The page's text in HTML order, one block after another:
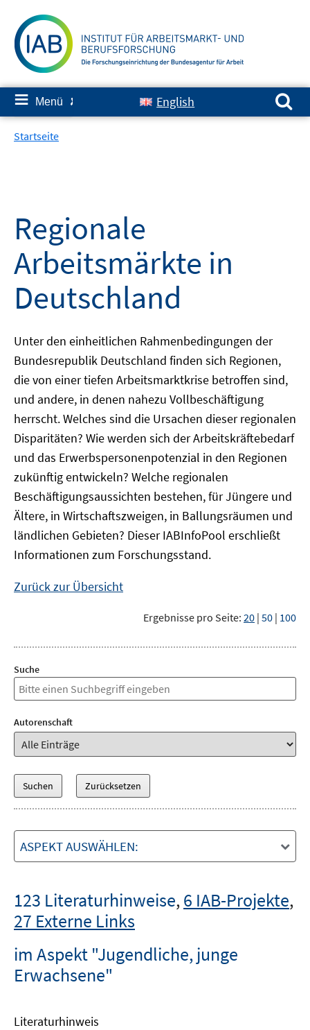
zum
Inhalt
≡ Menü ✘ English
Suchen nach:
Startseite
Regionale
Arbeitsmärkte in
Deutschland
Unter den einheitlichen Rahmenbedingungen der
Bundesrepublik Deutschland finden sich Regionen,
die von einer tiefen Arbeitsmarktkrise betroffen sind,
und andere, in denen nahezu Vollbeschäftigung
herrscht. Welches sind die Ursachen dieser regionalen
Disparitäten? Wie werden sich der Arbeitskräftebedarf
und das Erwerbspersonenpotenzial in den Regionen
zukünftig entwickeln? Welche regionalen
Beschäftigungsaussichten bestehen, für Jüngere und
Ältere, in Wirtschaftszweigen, in Ballungsräumen und
ländlichen Gebieten? DieserIABInfoPool erschließt
Informationen zum Forschungsstand.
Zurück zur Übersicht
Ergebnisse pro Seite: 20 | 50 | 100
Suche
Autorenschaft
ASPEKT AUSWÄHLEN:
123 Literaturhinweise,6 IAB-Projekte,
27 Externe Links
im Aspekt "Jugendliche, junge
Erwachsene"
Literaturhinweis